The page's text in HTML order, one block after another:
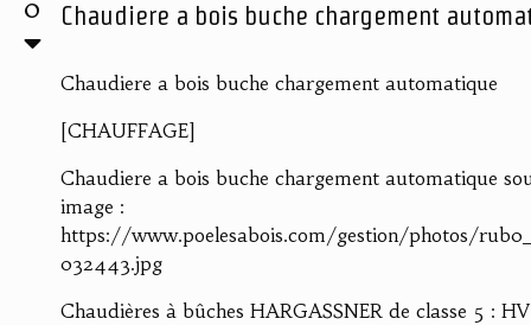
0 Chaudiere a bois buche chargement
Chaudiere a bois buche chargement automatique
[CHAUFFAGE]
Chaudiere a bois buche chargement automatique
image :
https://www.poelesabois.com/gestion/photos/
032443.jpg
Chaudières à bûches HARGASSNER de classe 5 :